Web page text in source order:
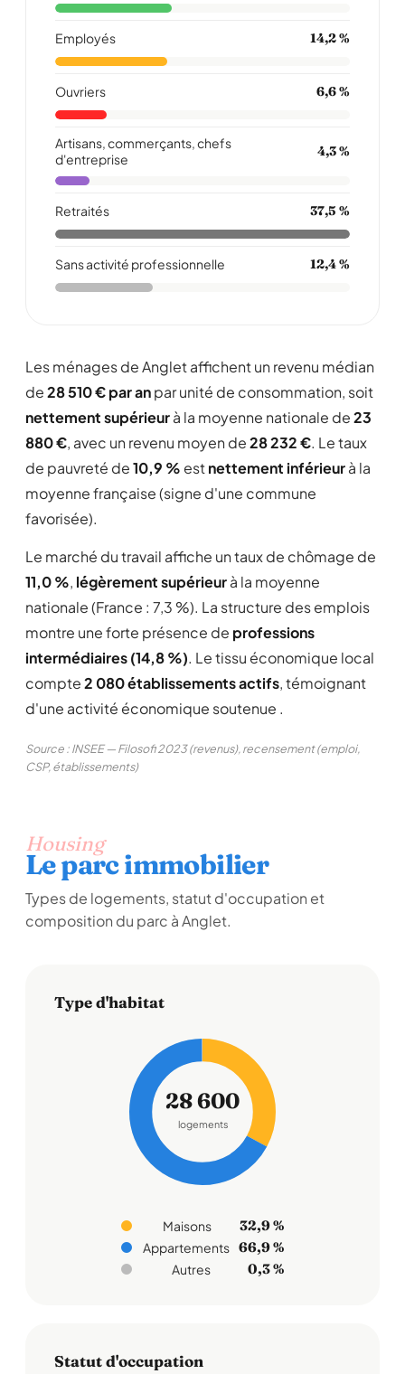
Employés 14,2 %
Ouvriers 6,6 %
Artisans, commerçants, chefs
d'entreprise
4,3 %
Retraités 37,5 %
Sans activité professionnelle 12,4 %
Les ménages de Anglet affichent un revenu médian
de28 510 € par anpar unité de consommation, soit
nettement supérieurà la moyenne nationale de23
880 €, avec un revenu moyen de28 232 €. Le taux
de pauvreté de10,9 % estnettement inférieurà la
moyenne française (signe d'une commune
favorisée).
Le marché du travail affiche un taux de chômage de
11,0 %, légèrement supérieurà la moyenne
nationale (France : 7,3 %). La structure des emplois
montre une forte présence de professions
intermédiaires (14,8 %). Le tissu économique local
compte2 080 établissements actifs, témoignant
d'une activité économique soutenue .
Source : INSEE — Filosofi 2023 (revenus), recensement (emploi,
CSP, établissements)
Housing
Le parc immobilier
Types de logements, statut d'occupation et
composition du parc à Anglet.
Type d'habitat
28 600
logements
Maisons 32,9 %
Appartements 66,9 %
Autres 0,3 %
Statut d'occupation